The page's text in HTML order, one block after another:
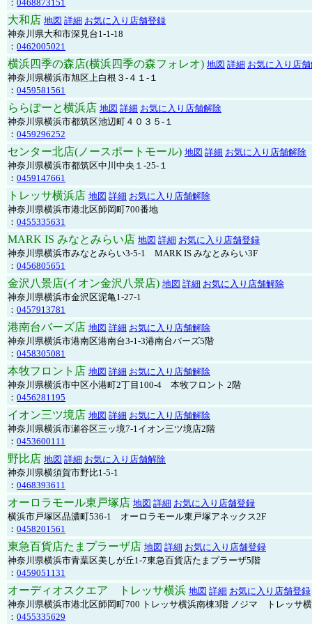
： 0468873151
大和店 地図 詳細 お気に入り店舗登録
神奈川県大和市深見台1-1-18
： 0462005021
横浜四季の森店(横浜四季の森フォレオ) 地図 詳細 お気に入り店
神奈川県横浜市旭区上白根３-４１-１
： 0459581561
ららぽーと横浜店 地図 詳細 お気に入り店舗解除
神奈川県横浜市都筑区池辺町４０３５-１
： 0459296252
センター北店(ノースポートモール) 地図 詳細 お気に入り店舗解除
神奈川県横浜市都筑区中川中央１-25-１
： 0459147661
トレッサ横浜店 地図 詳細 お気に入り店舗解除
神奈川県横浜市港北区師岡町700番地
： 0455335631
MARK IS みなとみらい店 地図 詳細 お気に入り店舗登録
神奈川県横浜市みなとみらい3-5-1 MARK IS みなとみらい3F
： 0456805651
金沢八景店(イオン金沢八景店) 地図 詳細 お気に入り店舗解除
神奈川県横浜市金沢区泥亀1-27-1
： 0457913781
港南台バーズ店 地図 詳細 お気に入り店舗解除
神奈川県横浜市港南区港南台3-1-3港南台バーズ5階
： 0458305081
本牧フロント店 地図 詳細 お気に入り店舗解除
神奈川県横浜市中区小港町2丁目100-4 本牧フロント 2階
： 0456281195
イオン三ツ境店 地図 詳細 お気に入り店舗解除
神奈川県横浜市瀬谷区三ッ境7-1イオン三ツ境店2階
： 0453600111
野比店 地図 詳細 お気に入り店舗解除
神奈川県横須賀市野比1-5-1
： 0468393611
オーロラモール東戸塚店 地図 詳細 お気に入り店舗登録
横浜市戸塚区品濃町536-1 オーロラモール東戸塚アネックス2F
： 0458201561
東急百貨店たまプラーザ店 地図 詳細 お気に入り店舗登録
神奈川県横浜市青葉区美しが丘1-7東急百貨店たまプラーザ5階
： 0459051131
オーディオスクエア トレッサ横浜 地図 詳細 お気に入り店舗登録
神奈川県横浜市港北区師岡町700 トレッサ横浜南棟3階 ノジマ トレッサ
： 0455335629